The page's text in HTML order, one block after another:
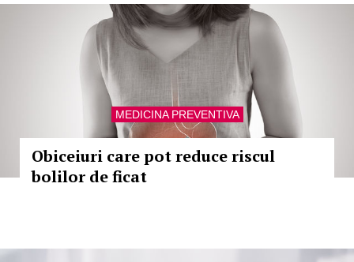
MEDICINA PREVENTIVA
Obiceiuri care pot reduce riscul
bolilor de ficat